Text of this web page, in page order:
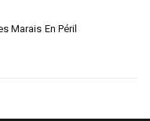
Marais En Péril